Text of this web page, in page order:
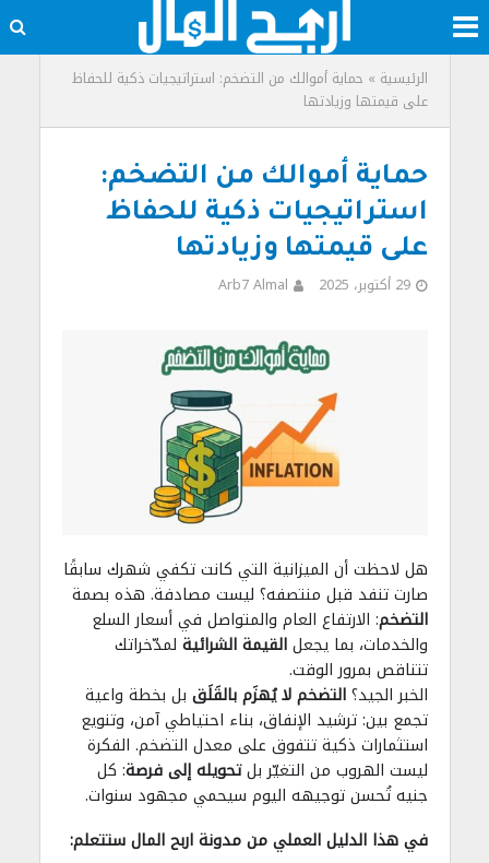
الرئيسية » حماية أموالك من التضخم: استراتيجيات ذكية للحفاظ
على قيمتها وزيادتها
حماية أموالك من التضخم:
استراتيجيات ذكية للحفاظ
على قيمتها وزيادتها
29 أكتوبر، 2025 Arb7 Almal
هل لاحظت أن الميزانية التي كانت تكفي شهرك سابقًا
صارت تنفد قبل منتصفه؟ ليست مصادفة. هذه بصمة
التضخم: الارتفاع العام والمتواصل في أسعار السلع
والخدمات، بما يجعلالقيمة الشرائية لمدّخراتك
تتناقص بمرور الوقت.
الخبر الجيد؟التضخم لا يُهزَم بالقَلَق بل بخطة واعية
تجمع بين: ترشيد الإنفاق، بناء احتياطي آمن، وتنويع
استثمارات ذكية تتفوق على معدل التضخم. الفكرة
ليست الهروب من التغيّر بلتحويله إلى فرصة: كل
جنيه تُحسن توجيهه اليوم سيحمي مجهود سنوات.
في هذا الدليل العملي من مدونة اربح المال ستتعلم: